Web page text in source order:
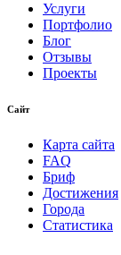
Услуги
Портфолио
Блог
Отзывы
Проекты
Сайт
Карта сайта
FAQ
Бриф
Достижения
Города
Статистика